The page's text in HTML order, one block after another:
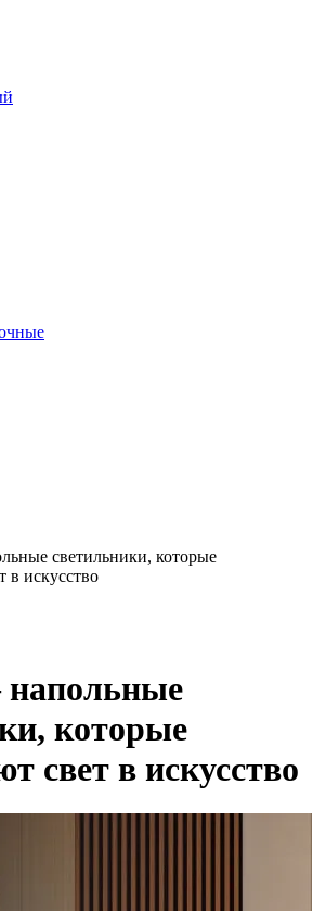
светильники, которые
в искусство
которые
свет в искусство